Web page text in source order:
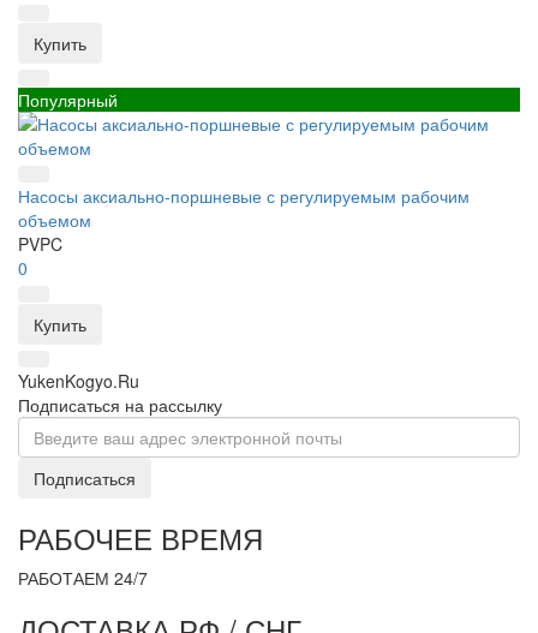
Купить
Популярный
Насосы аксиально-поршневые с регулируемым рабочим
объемом
PVPC
0
Купить
YukenKogyo.Ru
Подписаться на рассылку
Подписаться
РАБОЧЕЕ ВРЕМЯ
РАБОТАЕМ 24/7